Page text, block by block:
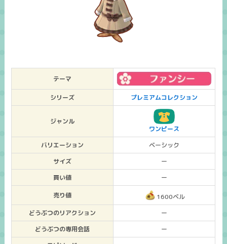
テーマ
シリーズ プレミアムコレクション
ジャンル
ワンピース
バリエーション
ベーシック
サイズ
ー
買い値
ー
売り値
1600ベル
どうぶつのリアクション
ー
どうぶつの専用会話
ー